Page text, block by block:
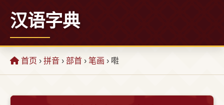
汉语字典
首页 › 拼音 › 部首 › 笔画 › 嚡